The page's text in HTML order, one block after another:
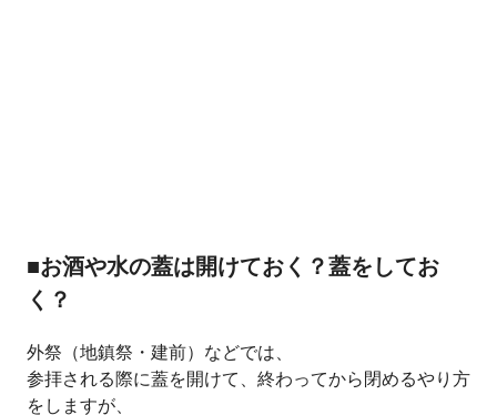
■お酒や水の蓋は開けておく？蓋をしてお
く？
外祭（地鎮祭・建前）などでは、
参拝される際に蓋を開けて、終わってから閉めるやり方
をしますが、